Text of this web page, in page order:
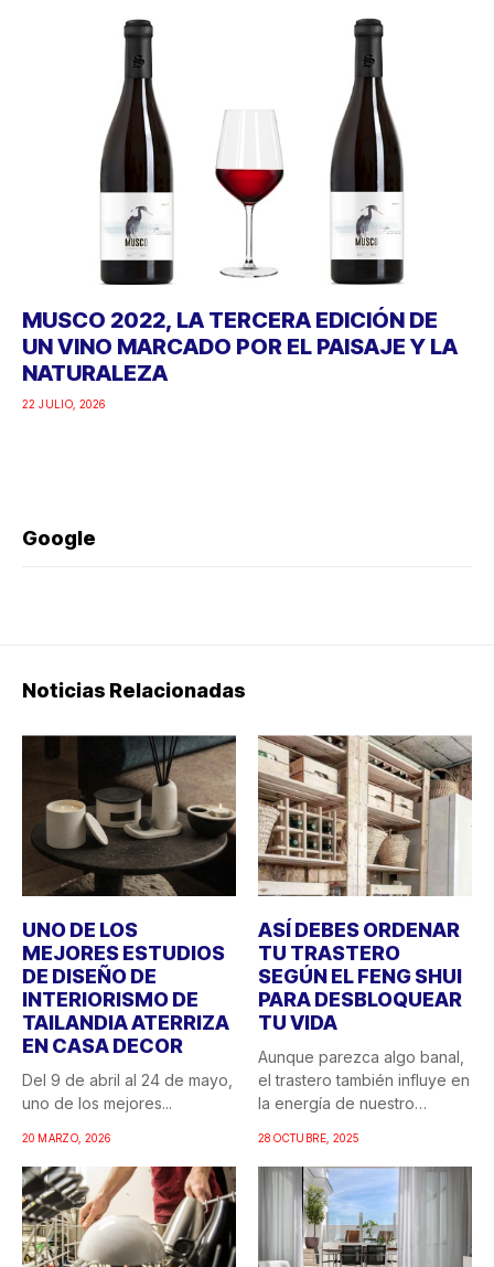
MUSCO 2022, LA TERCERA EDICIÓN DE
UN VINO MARCADO POR EL PAISAJE Y LA
NATURALEZA
22 JULIO, 2026
Google
Noticias Relacionadas
UNO DE LOS
MEJORES ESTUDIOS
DE DISEÑO DE
INTERIORISMO DE
TAILANDIA ATERRIZA
EN CASA DECOR
Del 9 de abril al 24 de mayo,
uno de los mejores...
20 MARZO, 2026
ASÍ DEBES ORDENAR
TU TRASTERO
SEGÚN EL FENG SHUI
PARA DESBLOQUEAR
TU VIDA
Aunque parezca algo banal,
el trastero también influye en
la energía de nuestro
28 OCTUBRE, 2025